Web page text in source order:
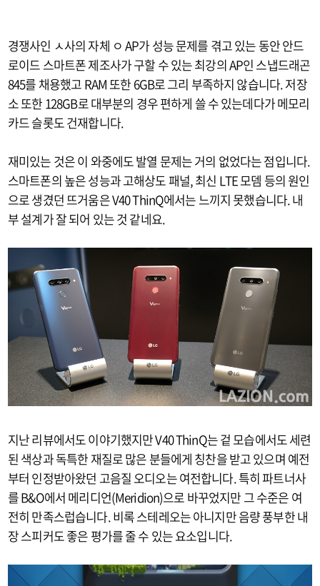
경쟁사인 ㅅ사의 자체 ㅇ AP가 성능 문제를 겪고 있는 동안 안드
로이드 스마트폰 제조사가 구할 수 있는 최강의 AP인 스냅드래곤
845를 채용했고 RAM 또한 6GB로 그리 부족하지 않습니다. 저장
소 또한 128GB로 대부분의 경우 편하게 쓸 수 있는데다가 메모리
카드 슬롯도 건재합니다.
재미있는 것은 이 와중에도 발열 문제는 거의 없었다는 점입니다.
스마트폰의 높은 성능과 고해상도 패널, 최신 LTE 모뎀 등의 원인
으로 생겼던 뜨거움은 V40 ThinQ에서는 느끼지 못했습니다. 내
부 설계가 잘 되어 있는 것 같네요.
지난 리뷰에서도 이야기했지만 V40 ThinQ는 겉 모습에서도 세련
된 색상과 독특한 재질로 많은 분들에게 칭찬을 받고 있으며 예전
부터 인정받아왔던 고음질 오디오는 여전합니다. 특히 파트너사
를 B&O에서 메리디언(Meridion)으로 바꾸었지만 그 수준은 여
전히 만족스럽습니다. 비록 스테레오는 아니지만 음량 풍부한 내
장 스피커도 좋은 평가를 줄 수 있는 요소입니다.